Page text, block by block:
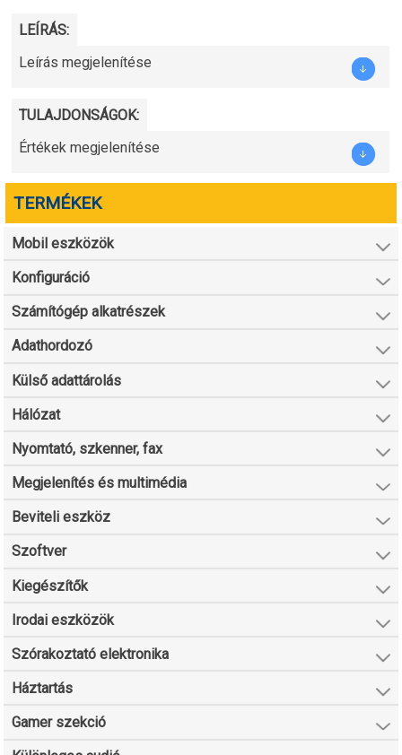
LEÍRÁS:
Leírás megjelenítése
TULAJDONSÁGOK:
Értékek megjelenítése
TERMÉKEK
Mobil eszközök
Konfiguráció
Számítógép alkatrészek
Adathordozó
Külső adattárolás
Hálózat
Nyomtató, szkenner, fax
Megjelenítés és multimédia
Beviteli eszköz
Szoftver
Kiegészítők
Irodai eszközök
Szórakoztató elektronika
Háztartás
Gamer szekció